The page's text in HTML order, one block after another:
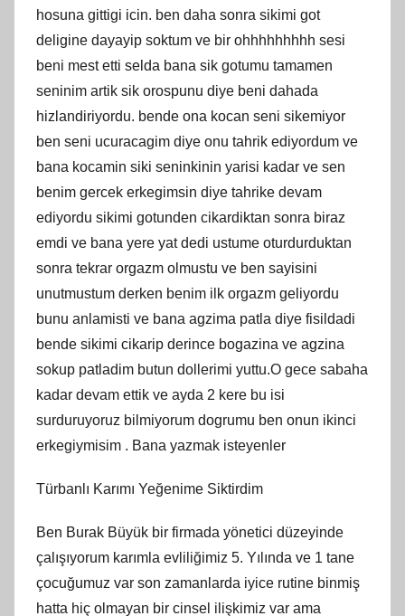
hosuna gittigi icin. ben daha sonra sikimi got
deligine dayayip soktum ve bir ohhhhhhhhh sesi
beni mest etti selda bana sik gotumu tamamen
seninim artik sik orospunu diye beni dahada
hizlandiriyordu. bende ona kocan seni sikemiyor
ben seni ucuracagim diye onu tahrik ediyordum ve
bana kocamin siki seninkinin yarisi kadar ve sen
benim gercek erkegimsin diye tahrike devam
ediyordu sikimi gotunden cikardiktan sonra biraz
emdi ve bana yere yat dedi ustume oturdurduktan
sonra tekrar orgazm olmustu ve ben sayisini
unutmustum derken benim ilk orgazm geliyordu
bunu anlamisti ve bana agzima patla diye fisildadi
bende sikimi cikarip derince bogazina ve agzina
sokup patladim butun dollerimi yuttu.O gece sabaha
kadar devam ettik ve ayda 2 kere bu isi
surduruyoruz bilmiyorum dogrumu ben onun ikinci
erkegiymisim . Bana yazmak isteyenler
Türbanlı Karımı Yeğenime Siktirdim
Ben Burak Büyük bir firmada yönetici düzeyinde
çalışıyorum karımla evliliğimiz 5. Yılında ve 1 tane
çocuğumuz var son zamanlarda iyice rutine binmiş
hatta hiç olmayan bir cinsel ilişkimiz var ama